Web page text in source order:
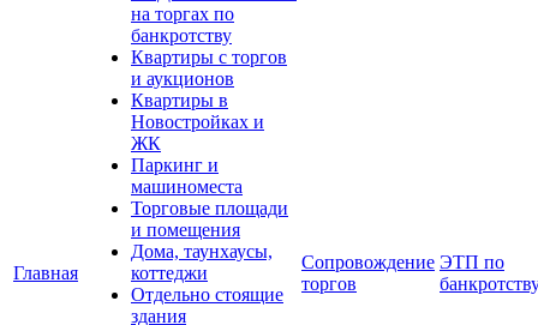
Главная
на торгах по
банкротству
Квартиры с торгов
и аукционов
Квартиры в
Новостройках и
ЖК
Паркинг и
машиноместа
Торговые площади
и помещения
Дома, таунхаусы,
коттеджи
Отдельно стоящие
здания
Сопровождение
торгов
ЭТП по